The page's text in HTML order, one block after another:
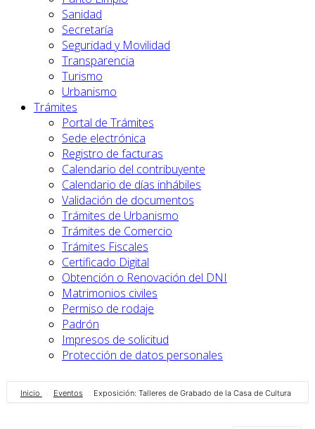
Sanidad
Secretaría
Seguridad y Movilidad
Transparencia
Turismo
Urbanismo
Trámites
Portal de Trámites
Sede electrónica
Registro de facturas
Calendario del contribuyente
Calendario de días inhábiles
Validación de documentos
Trámites de Urbanismo
Trámites de Comercio
Trámites Fiscales
Certificado Digital
Obtención o Renovación del DNI
Matrimonios civiles
Permiso de rodaje
Padrón
Impresos de solicitud
Protección de datos personales
Inicio Eventos Exposición: Talleres de Grabado de la Casa de Cultura